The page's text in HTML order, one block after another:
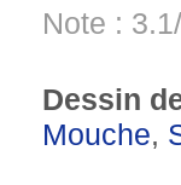
Note :
Dessin
Mouche,